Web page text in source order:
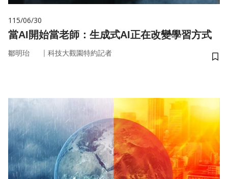
115/06/30
當AI開始當老師：生成式AI正在改變學習方式
鄒明珆 ｜ 科技大觀園特約記者
儲